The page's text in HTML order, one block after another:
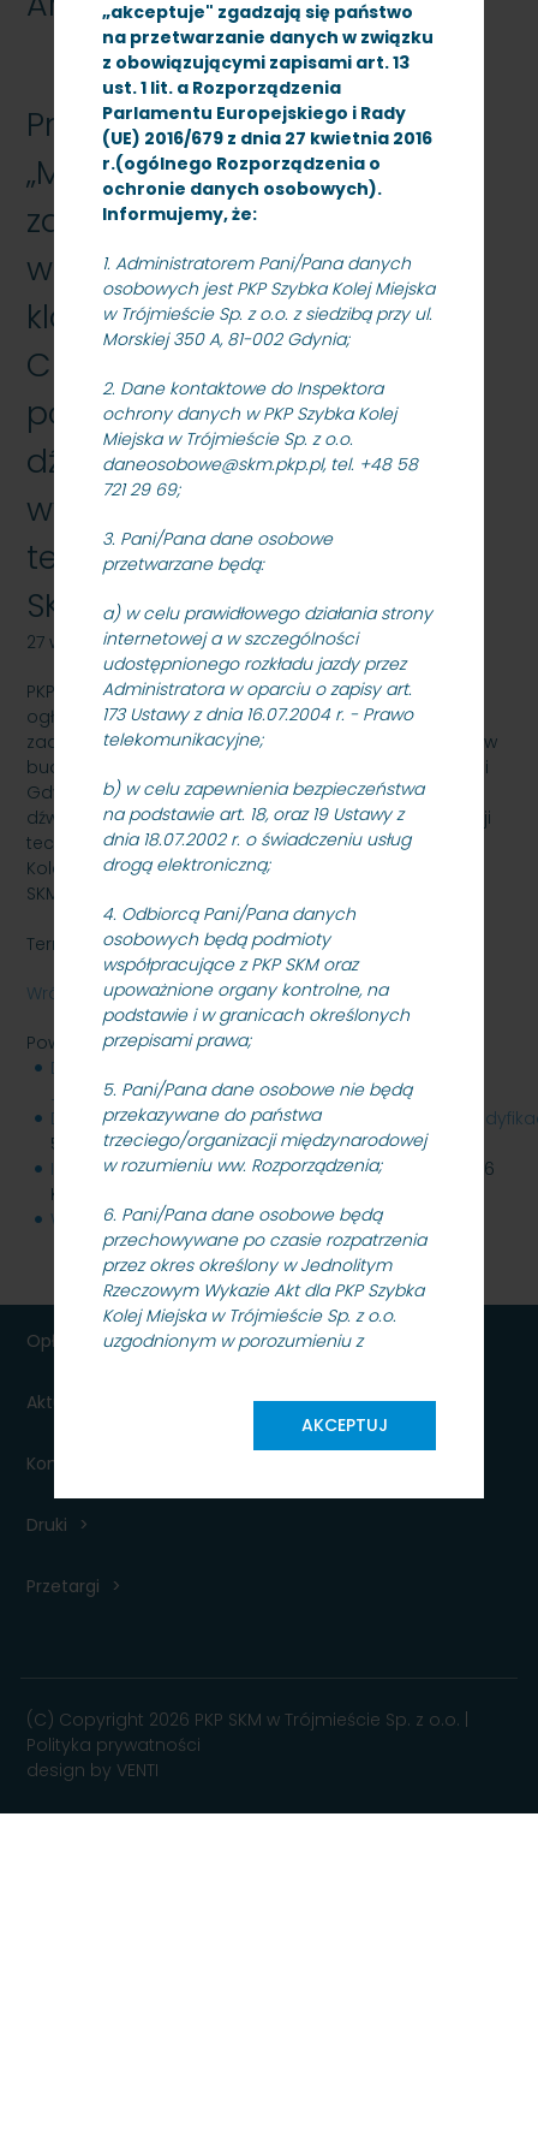
„akceptuje" zgadzają się państwo
na przetwarzanie danych w związku
z obowiązującymi zapisami art. 13
ust. 1 lit. a Rozporządzenia
Parlamentu Europejskiego i Rady
(UE) 2016/679 z dnia 27 kwietnia 2016
r.(ogólnego Rozporządzenia o
ochronie danych osobowych).
Informujemy, że:
1. Administratorem Pani/Pana danych
osobowych jest PKP Szybka Kolej Miejska
w Trójmieście Sp. z o.o. z siedzibą przy ul.
Morskiej 350 A, 81-002 Gdynia;
2. Dane kontaktowe do Inspektora
ochrony danych w PKP Szybka Kolej
Miejska w Trójmieście Sp. z o.o.
daneosobowe@skm.pkp.pl, tel. +48 58
721 29 69;
3. Pani/Pana dane osobowe
przetwarzane będą:
a) w celu prawidłowego działania strony
internetowej a w szczególności
udostępnionego rozkładu jazdy przez
Administratora w oparciu o zapisy art.
173 Ustawy z dnia 16.07.2004 r. - Prawo
telekomunikacyjne;
b) w celu zapewnienia bezpieczeństwa
na podstawie art. 18, oraz 19 Ustawy z
dnia 18.07.2002 r. o świadczeniu usług
drogą elektroniczną;
4. Odbiorcą Pani/Pana danych
osobowych będą podmioty
współpracujące z PKP SKM oraz
upoważnione organy kontrolne, na
podstawie i w granicach określonych
przepisami prawa;
5. Pani/Pana dane osobowe nie będą
przekazywane do państwa
trzeciego/organizacji międzynarodowej
w rozumieniu ww. Rozporządzenia;
6. Pani/Pana dane osobowe będą
przechowywane po czasie rozpatrzenia
przez okres określony w Jednolitym
Rzeczowym Wykazie Akt dla PKP Szybka
Kolej Miejska w Trójmieście Sp. z o.o.
uzgodnionym w porozumieniu z
osobowych Pani/Pana dotyczących
narusza zapisy w/w Rozporządzenia;
w formie plików cookies są warunkiem
AKCEPTUJ
Przetarg nieograniczony
„Modernizacja windy nr 2
zamontowanej w budynku
warsztatowo-biurowym C3,
klatka III na stacji Gdynia
Cisowa Postojowa
polegająca na wymianie
dźwigu osobowego wraz z
wykonaniem dokumentacji
technicznej oraz uzg. TDT"
SKMMU.086.40.21
27 września 2021
PKP SZYBKA KOLEJ MIEJSKA W TRÓJMIEŚCIE Sp. z o.o.
ogłasza przetarg nieograniczony na wykonania
zadania pn: „Modernizacja windy nr 2 zamontowanej w
budynku warsztatowo-biurowym C3, klatka III na stacji
Gdynia Cisowa Postojowa polegająca na wymianie
dźwigu osobowego wraz z wykonaniem dokumentacji
technicznej oraz uzgodnieniami TDT” dla PKP Szybka
Kolej Miejska w Trójmieście Sp. z o. o., znak:
SKMMU.086.40.21.
Termin składania ofert: 05.10.2021 r. godz. 10:00.
Wróć
Powiązane pliki
Dokumentacja_przetargowa_SKMMU.086.40.21_-
_27.09.2021_r..zip190 KB
560 KB
Informacja_z_otwarcia_ofert_05.10.2021_rok.pdf
226
KB
Wynik_postepowania_21.10.2021_rok.pdf
Opłaty
Aktualności dla podróżnych
Kontakt
Druki
Przetargi
(C) Copyright 2026 PKP SKM w Trójmieście Sp. z o.o. |
Polityka prywatności
design byVENTI